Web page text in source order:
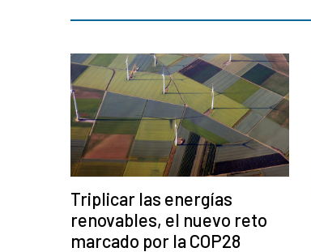
Triplicar las energías
renovables, el nuevo reto
marcado por la COP28